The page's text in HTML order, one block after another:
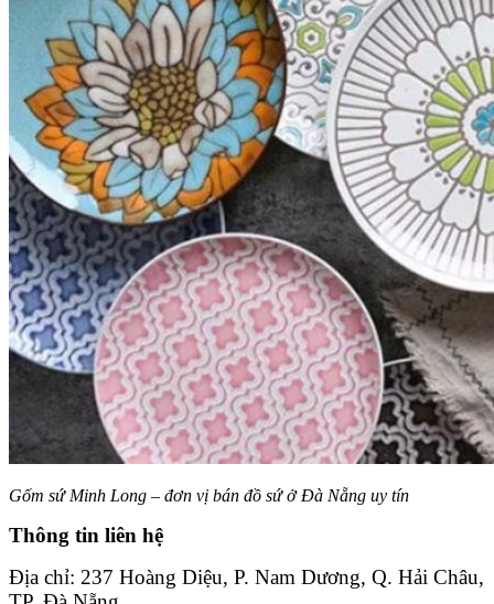
Gốm sứ Minh Long – đơn vị bán đồ sứ ở Đà Nẵng uy tín
Thông tin liên hệ
Địa chỉ: 237 Hoàng Diệu, P. Nam Dương, Q. Hải Châu,